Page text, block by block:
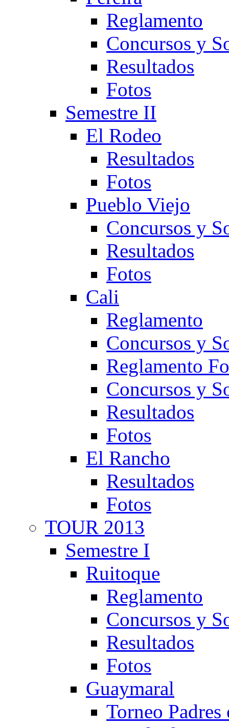
Reglamento
Concursos y
Resultados
Fotos
Semestre II
El Rodeo
Resultados
Fotos
Pueblo Viejo
Concursos y
Resultados
Fotos
Cali
Reglamento
Concursos y
Reglamento
Concursos y
Resultados
Fotos
El Rancho
Resultados
Fotos
TOUR 2013
Semestre I
Ruitoque
Reglamento
Concursos y
Resultados
Fotos
Guaymaral
Torneo